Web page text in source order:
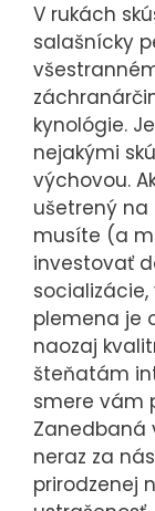
V rukách
salašnícky
kynológie.
nejakými
výchovou.
ušetrený na
musíte (a
investovať
plemena je
naozaj
šteňatám
smere vám
Zanedbaná
neraz za
prirodzenej